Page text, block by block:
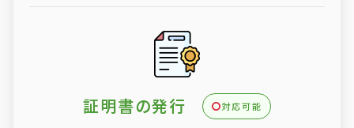
証明書の発行 対応可能